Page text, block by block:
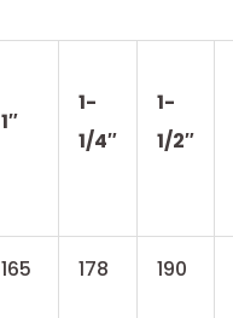
1″
1-
1/4″
1-
1/2″
165 178 190